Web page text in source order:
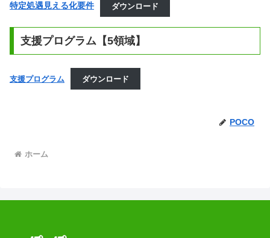
特定処遇見える化要件 ダウンロード
支援プログラム【5領域】
支援プログラム ダウンロード
POCO
ホーム